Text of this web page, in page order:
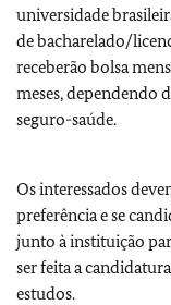
universidade
de bacharelado/
receberão bolsa
meses, dependendo
seguro-saúde.
Os interessados
preferência e se
junto à instituição
ser feita a
estudos.